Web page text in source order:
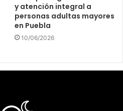
y atención integral a
personas adultas mayores
en Puebla
10/06/2026